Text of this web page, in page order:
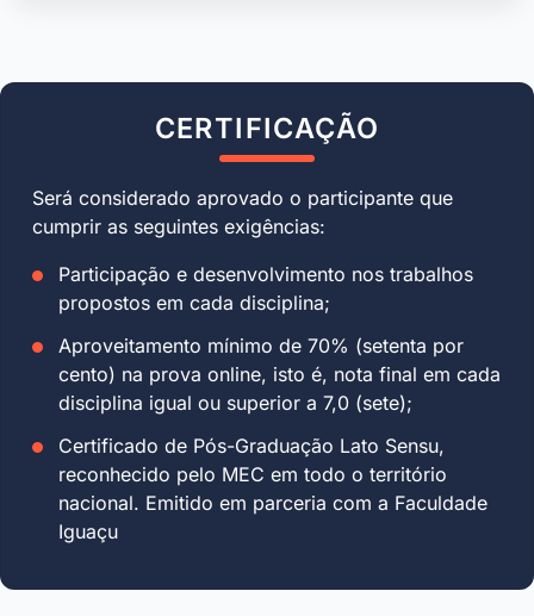
CERTIFICAÇÃO
Será considerado aprovado o participante que
cumprir as seguintes exigências:
Participação e desenvolvimento nos trabalhos
propostos em cada disciplina;
Aproveitamento mínimo de 70% (setenta por
cento) na prova online, isto é, nota final em cada
disciplina igual ou superior a 7,0 (sete);
Certificado de Pós-Graduação Lato Sensu,
reconhecido pelo MEC em todo o território
nacional. Emitido em parceria com a Faculdade
Iguaçu